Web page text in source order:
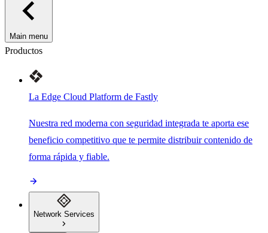
Main menu
Productos
La Edge Cloud Platform de Fastly
Nuestra red moderna con seguridad integrada te aporta ese
beneficio competitivo que te permite distribuir contenido de
forma rápida y fiable.
Network Services